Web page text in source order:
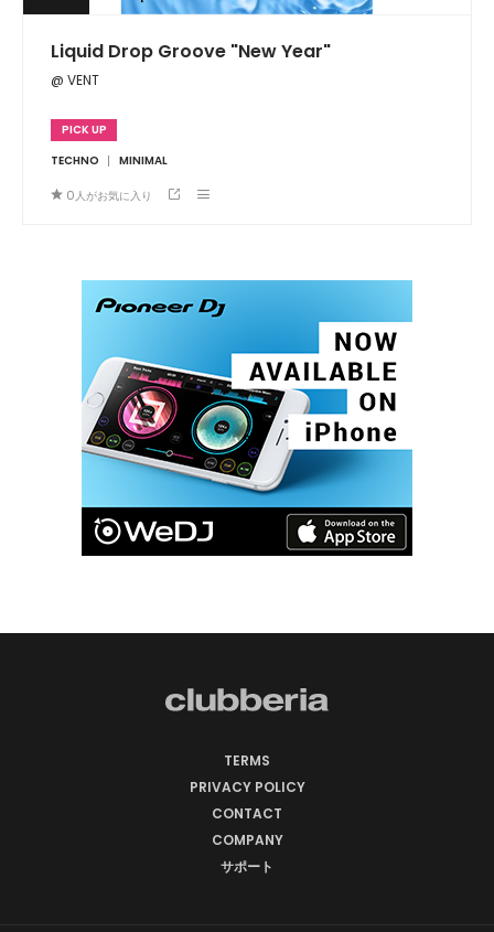
Liquid Drop Groove "New Year"
@ VENT
PICK UP
TECHNO
MINIMAL
0 人がお気に入り
TERMS
PRIVACY POLICY
CONTACT
COMPANY
サポート